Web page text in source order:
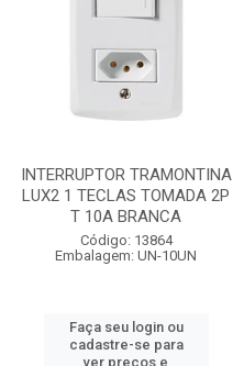
INTERRUPTOR TRAMONTINA
LUX2 1 TECLAS TOMADA 2P
T 10A BRANCA
Código: 13864
Embalagem: UN-10UN
Faça seu login ou
cadastre-se para
ver preços e